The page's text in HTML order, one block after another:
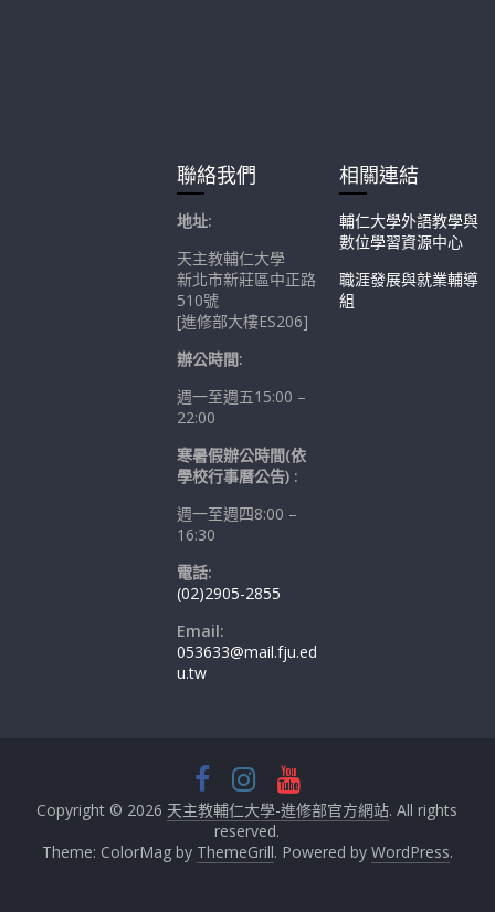
聯絡我們
地址:
天主教輔仁大學
新北市新莊區中正路
510號
[進修部大樓ES206]
辦公時間:
週一至週五15:00 –
22:00
寒暑假辦公時間(依
學校行事曆公告) :
週一至週四8:00 –
16:30
電話:
(02)2905-2855
Email:
053633@mail.fju.ed
u.tw
相關連結
輔仁大學外語教學與
數位學習資源中心
職涯發展與就業輔導
組
Copyright © 2026 天主教輔仁大學-進修部官方網站. All rights
reserved.
Theme: ColorMag by ThemeGrill. Powered by WordPress.